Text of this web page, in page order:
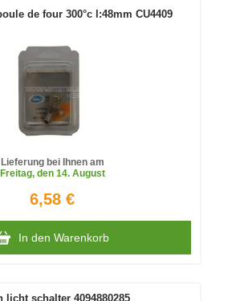
de four 300°c l:48mm CU4409
Lieferung bei Ihnen am
Freitag, den 14. August
6,58 €
In den Warenkorb
licht schalter 4094880285